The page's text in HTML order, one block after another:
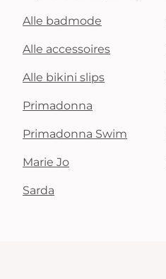
Alle badmode
Alle accessoires
Alle bikini slips
Primadonna
Primadonna Swim
Marie Jo
Sarda